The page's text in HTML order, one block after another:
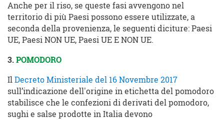
Anche per il riso, se queste fasi avvengono nel
territorio di più Paesi possono essere utilizzate, a
seconda della provenienza, le seguenti diciture: Paesi
UE, Paesi NON UE, Paesi UE E NON UE.
3. POMODORO
Il Decreto Ministeriale del 16 Novembre 2017
sull’indicazione dell'origine in etichetta del pomodoro
stabilisce che le confezioni di derivati del pomodoro,
sughi e salse prodotte in Italia devono